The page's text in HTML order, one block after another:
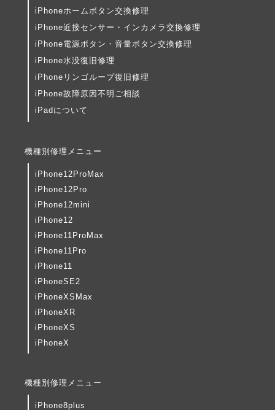
iPhoneホームボタン交換修理
iPhone近接センサー・インカメラ交換修理
iPhone電源ボタン・音量ボタン交換修理
iPhone水没復旧修理
iPhoneリンゴループ復旧修理
iPhone故障原因不明ご相談
iPadについて
機種別修理メニュー
iPhone12ProMax
iPhone12Pro
iPhone12mini
iPhone12
iPhone11ProMax
iPhone11Pro
iPhone11
iPhoneSE2
iPhoneXSMax
iPhoneXR
iPhoneXS
iPhoneX
機種別修理メニュー
iPhone8plus